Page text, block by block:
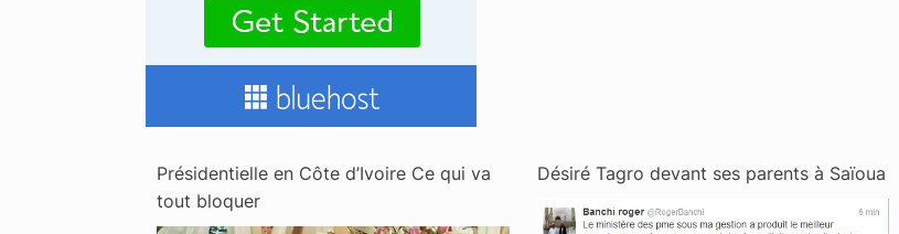
Présidentielle en Côte d’Ivoire Ce qui va
tout bloquer
Désiré Tagro devant ses parents à Saïoua